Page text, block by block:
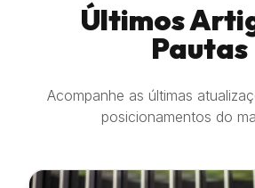
Últimos
Pautas
Acompanhe as últimas
posicionamentos do